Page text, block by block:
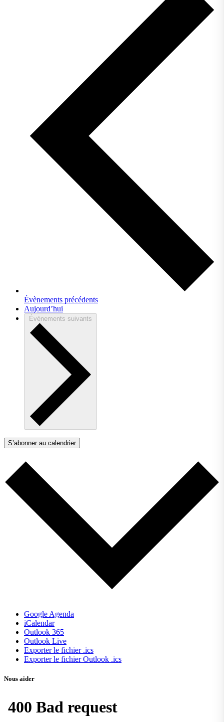
Évènements précédents
Aujourd’hui
Évènements suivants
S’abonner au calendrier
Google Agenda
iCalendar
Outlook 365
Outlook Live
Exporter le fichier .ics
Exporter le fichier Outlook .ics
Nous aider